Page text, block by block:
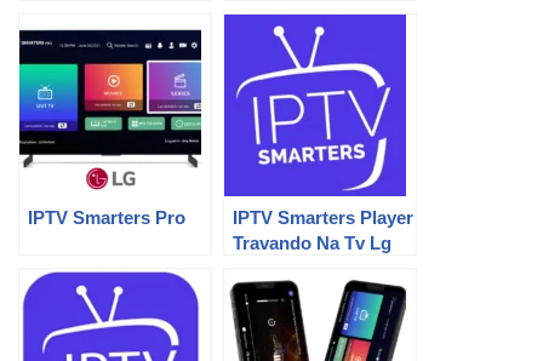
Stream!
Revolução da TV
IPTV Smarters Pro
IPTV Smarters Player
Travando Na Tv Lg